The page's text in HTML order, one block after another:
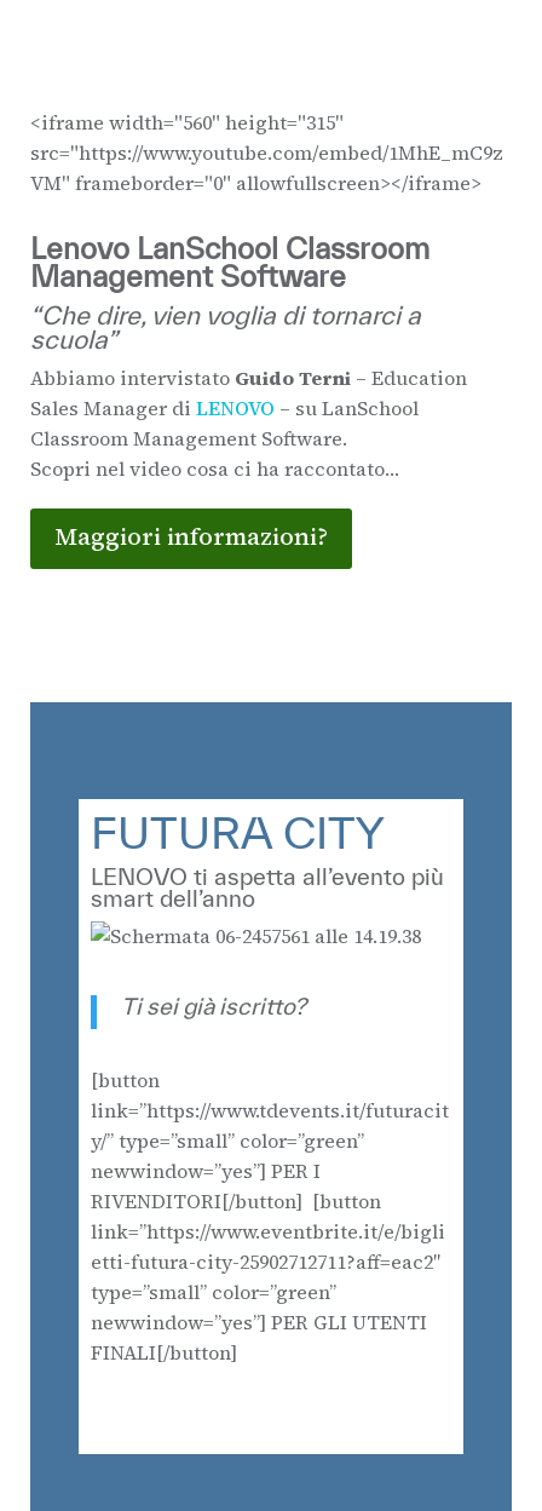
<iframe width="560" height="315"
src="https://www.youtube.com/embed/1MhE_mC9z
VM" frameborder="0" allowfullscreen></iframe>
Lenovo LanSchool Classroom
Management Software
“Che dire, vien voglia di tornarci a
scuola”
Abbiamo intervistato Guido Terni – Education
Sales Manager di LENOVO – su LanSchool
Classroom Management Software.
Scopri nel video cosa ci ha raccontato…
Maggiori informazioni?
FUTURA CITY
LENOVO ti aspetta all’evento più
smart dell’anno
Ti sei già iscritto?
[button
link=”https://www.tdevents.it/futuracit
y/” type=”small” color=”green”
newwindow=”yes”] PER I
RIVENDITORI[/button] [button
link=”https://www.eventbrite.it/e/bigli
etti-futura-city-25902712711?aff=eac2″
type=”small” color=”green”
newwindow=”yes”] PER GLI UTENTI
FINALI[/button]